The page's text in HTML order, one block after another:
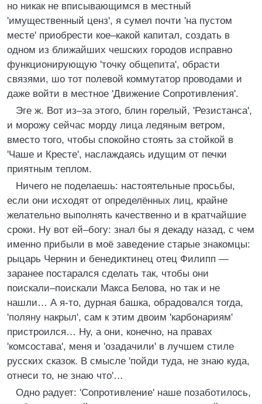
но никак не вписывающимся в местный
'имущественный ценз', я сумел почти 'на пустом
месте' приобрести кое–какой капитал, создать в
одном из ближайших чешских городов исправно
функционирующую 'точку общепита', обрасти
связями, шо тот полевой коммутатор проводами и
даже войти в местное 'Движение Сопротивления'.
Эге ж. Вот из–за этого, блин горелый, 'Резистанса',
и морожу сейчас морду лица ледяным ветром,
вместо того, чтобы спокойно стоять за стойкой в
'Чаше и Кресте', наслаждаясь идущим от печки
приятным теплом.
Ничего не поделаешь: настоятельные просьбы,
если они исходят от определённых лиц, крайне
желательно выполнять качественно и в кратчайшие
сроки. Ну вот ей–богу: знал бы я декаду назад, с чем
именно прибыли в моё заведение старые знакомцы:
рыцарь Чернин и бенедиктинец отец Филипп —
заранее постарался сделать так, чтобы они
поискали–поискали Макса Белова, но так и не
нашли… А я‑то, дурная башка, обрадовался тогда,
'поляну накрыл', сам к этим двоим 'карбонариям'
пристроился… Ну, а они, конечно, на правах
'комсостава', меня и 'озадачили' в лучшем стиле
русских сказок. В смысле 'пойди туда, не знаю куда,
отнеси то, не знаю что'…
Одно радует: 'Сопротивление' наше позаботилось,